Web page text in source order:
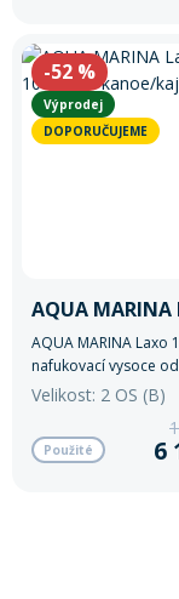
-52 %
Výprodej
DOPORUČUJEME
AQUA MARINA Laxo
nafukovací vysoce
pro dvě osoby s
Velikost: 2 OS (B)
Použité 6